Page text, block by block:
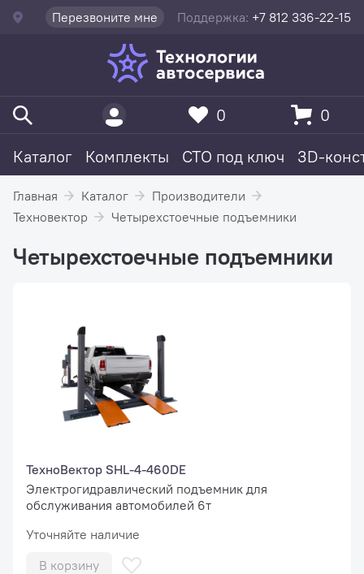
Перезвоните мне Поддержка: +7 812 336-22-15
Каталог Комплекты СТО под ключ 3D-
0 0
Главная Каталог
Производители
Техновектор
Четырехстоечные подъемники
Четырехстоечные подъемники
ТехноВектор SHL-4-460DE
Электрогидравлический подъемник для
обслуживания автомобилей 6т
Уточняйте наличие
В корзину